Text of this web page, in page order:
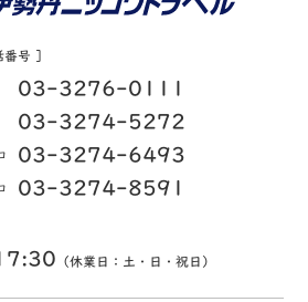
号 ］
03-3276-0111
03-3274-5272
03-3274-6493
03-3274-8591
（休業日：土・日・祝日）